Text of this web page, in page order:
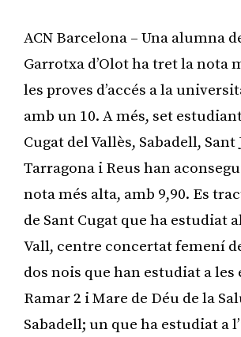
ACN Barcelona – Una alumna
Garrotxa d’Olot ha tret la nota
les proves d’accés a la
amb un 10. A més, set
Cugat del Vallès, Sabadell, Sant
Tarragona i Reus han
nota més alta, amb 9,90. Es
de Sant Cugat que ha estudiat
Vall, centre concertat femení
dos nois que han estudiat a les
Ramar 2 i Mare de Déu de la
Sabadell; un que ha estudiat a